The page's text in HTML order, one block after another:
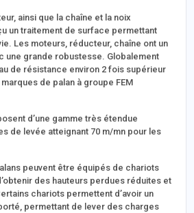
ainsi que la chaîne et la noix
un traitement de surface permettant
Les moteurs, réducteur, chaîne ont un
une grande robustesse. Globalement
de résistance environ 2 fois supérieur
de palan à groupe FEM
d’une gamme très étendue
de levée atteignant 70 m/mn pour les
peuvent être équipés de chariots
des hauteurs perdues réduites et
chariots permettent d’avoir un
permettant de lever des charges